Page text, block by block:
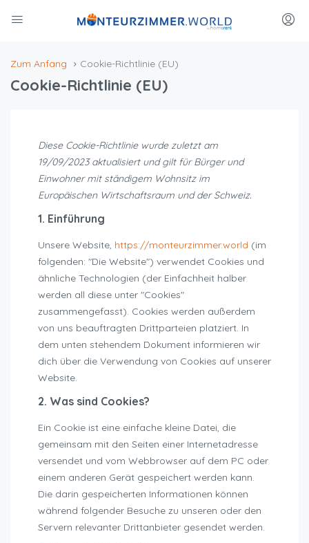
Zum Anfang Cookie-Richtlinie (EU)
Cookie-Richtlinie (EU)
Diese Cookie-Richtlinie wurde zuletzt am
19/09/2023 aktualisiert und gilt für Bürger und
Einwohner mit ständigem Wohnsitz im
Europäischen Wirtschaftsraum und der Schweiz.
1. Einführung
Unsere Website, https://monteurzimmer.world (im
folgenden: "Die Website") verwendet Cookies und
ähnliche Technologien (der Einfachheit halber
werden all diese unter "Cookies"
zusammengefasst). Cookies werden außerdem
von uns beauftragten Drittparteien platziert. In
dem unten stehendem Dokument informieren wir
dich über die Verwendung von Cookies auf unserer
Website.
2. Was sind Cookies?
Ein Cookie ist eine einfache kleine Datei, die
gemeinsam mit den Seiten einer Internetadresse
versendet und vom Webbrowser auf dem PC oder
einem anderen Gerät gespeichert werden kann.
Die darin gespeicherten Informationen können
während folgender Besuche zu unseren oder den
Servern relevanter Drittanbieter gesendet werden.